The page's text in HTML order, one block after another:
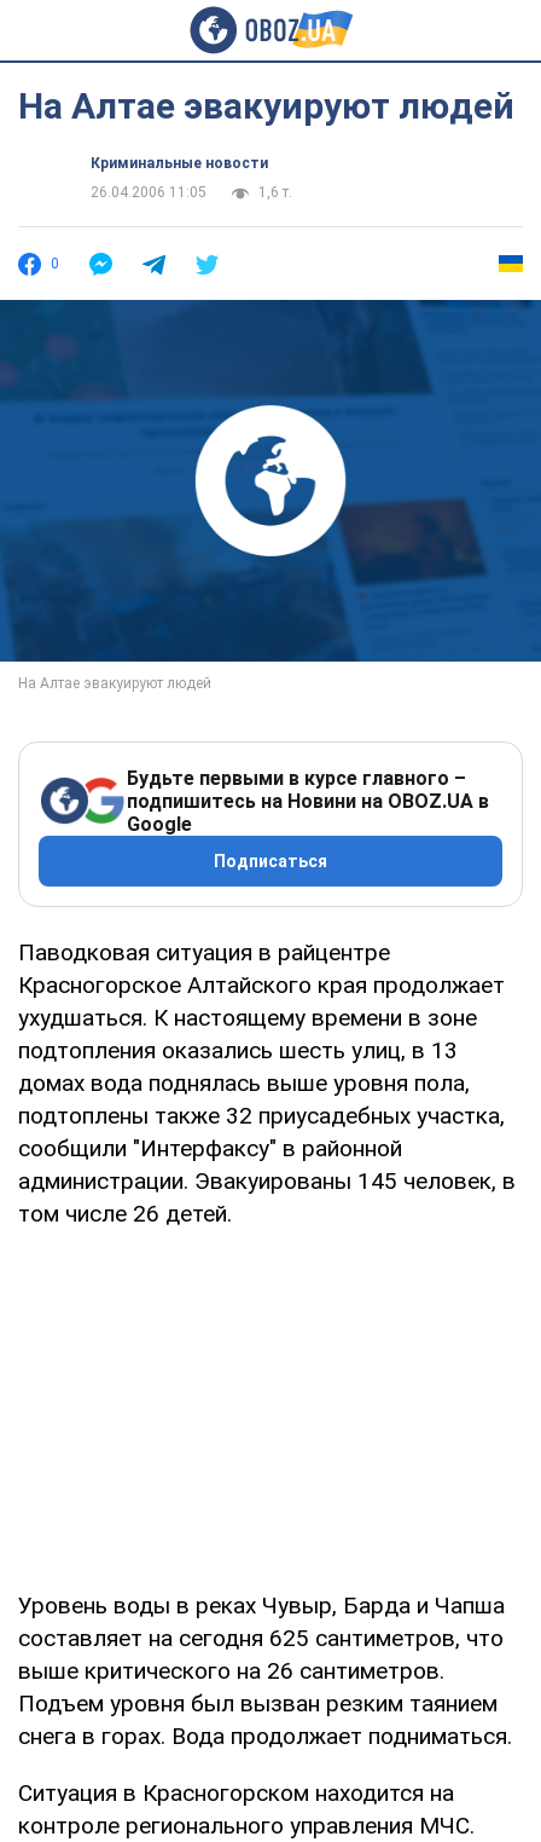
На Алтае эвакуируют людей
Криминальные новости
26.04.2006 11:05
1,6 т.
0
Будьте первыми в курсе главного –
подпишитесь на Новини на OBOZ.UA в
Google
Подписаться
Паводковая ситуация в райцентре
Красногорское Алтайского края продолжает
ухудшаться. К настоящему времени в зоне
подтопления оказались шесть улиц, в 13
домах вода поднялась выше уровня пола,
подтоплены также 32 приусадебных участка,
сообщили "Интерфаксу" в районной
администрации. Эвакуированы 145 человек, в
том числе 26 детей.
Уровень воды в реках Чувыр, Барда и Чапша
составляет на сегодня 625 сантиметров, что
выше критического на 26 сантиметров.
Подъем уровня был вызван резким таянием
снега в горах. Вода продолжает подниматься.
Ситуация в Красногорском находится на
контроле регионального управления МЧС.